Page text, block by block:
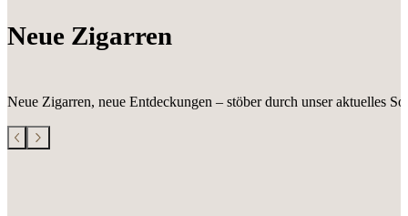
Neue Zigarren
Neue Zigarren, neue Entdeckungen – stöber durch unser aktuelles